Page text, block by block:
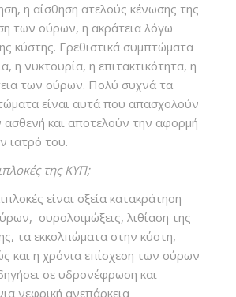
η αίσθηση ατελούς κένωσης της
των ούρων, η ακράτεια λόγω
κύστης. Ερεθιστικά συμπτώματα
η νυκτουρία, η επιτακτικότητα, η
των ούρων. Πολύ συχνά τα
είναι αυτά που απασχολούν
ασθενή και αποτελούν την αφορμή
ιατρό του.
της ΚΥΠ;
είναι οξεία κατακράτηση
ουρολοιμώξεις, λιθίαση της
τα εκκολπώματα στην κύστη,
και η χρόνια επίσχεση των ούρων
σε υδρονέφρωση και
νεφρική ανεπάρκεια